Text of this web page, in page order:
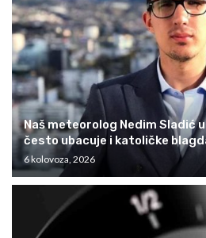
Naš meteorolog Nedim Sladić
često ubacuje i katoličke
6 kolovoza, 2026